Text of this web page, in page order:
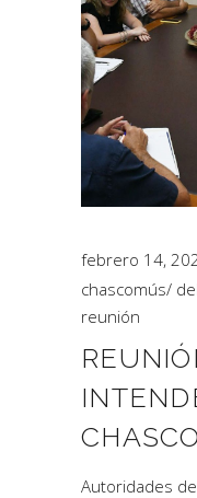
febrero 14,
chascomús/
reunión
Autoridades